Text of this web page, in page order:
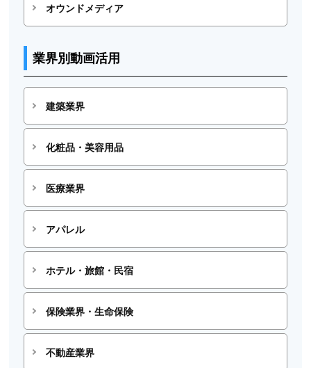
オウンドメディア
業界別動画活用
建築業界
化粧品・美容用品
医療業界
アパレル
ホテル・旅館・民宿
保険業界・生命保険
不動産業界